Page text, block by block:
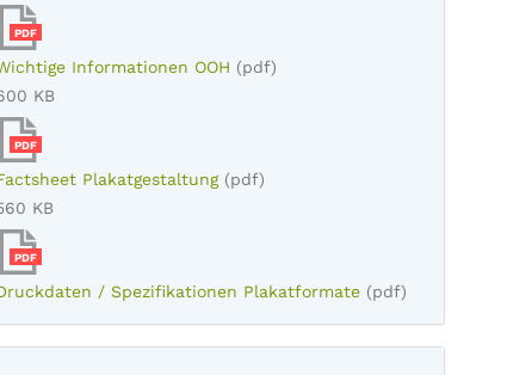
PDF
Informationen OOH (pdf)
KB
PDF
Plakatgestaltung (pdf)
KB
PDF
/ Spezifikationen Plakatformate (pdf)